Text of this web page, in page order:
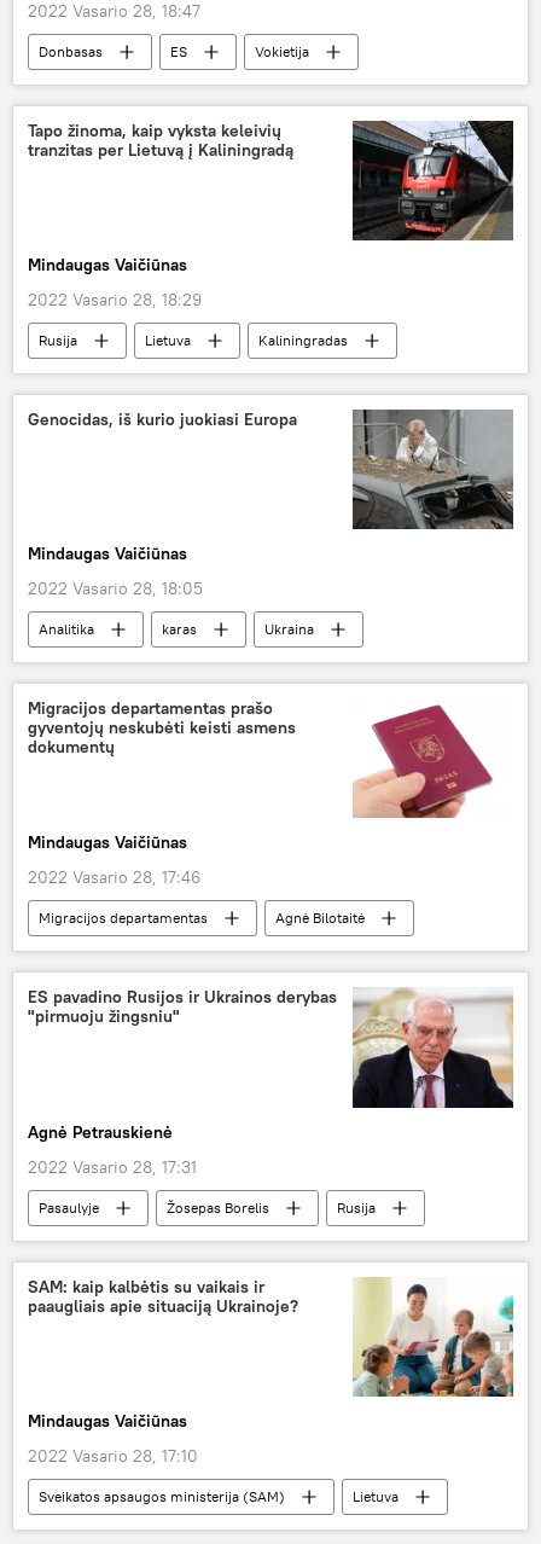
2022 Vasario 28, 18:47
Donbasas ES
Vokietija
Ukraina
Tapo žinoma, kaip vyksta keleivių
tranzitas per Lietuvą į Kaliningradą
Mindaugas Vaičiūnas
2022 Vasario 28, 18:29
Rusija Lietuva
Kaliningradas
Kaliningrado sritis
geležinkelis
tranzitas
Genocidas, iš kurio juokiasi Europa
Mindaugas Vaičiūnas
2022 Vasario 28, 18:05
Analitika karas
Ukraina
Rusijos specialioji karinė operacija Donbase
Migracijos departamentas prašo
gyventojų neskubėti keisti asmens
dokumentų
Mindaugas Vaičiūnas
2022 Vasario 28, 17:46
Migracijos departamentas
Agnė Bilotaitė
dokumetai
Lietuva Visuomenė
ES pavadino Rusijos ir Ukrainos derybas
"pirmuoju žingsniu"
Agnė Petrauskienė
2022 Vasario 28, 17:31
Pasaulyje Žosepas Borelis
Rusija
Ukraina
derybos
Rusijos specialioji karinė operacija Donbase
SAM: kaip kalbėtis su vaikais ir
paaugliais apie situaciją Ukrainoje?
Mindaugas Vaičiūnas
2022 Vasario 28, 17:10
Sveikatos apsaugos ministerija (SAM)
Lietuva
Visuomenė
Ukraina
informacija